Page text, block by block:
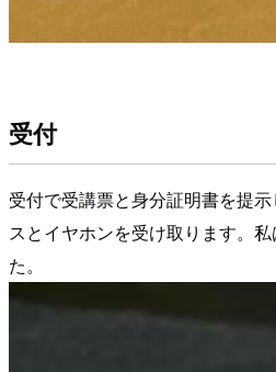
受付
受付で受講票と身分証明書を提
スとイヤホンを受け取ります。
た。